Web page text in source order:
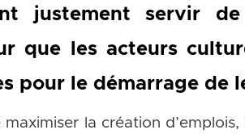
justement servir
que les acteurs
pour le démarrage de
la création